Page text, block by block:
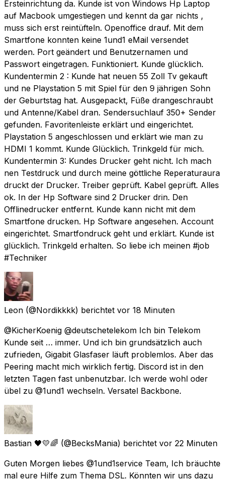
Ersteinrichtung da. Kunde ist von Windows Hp Laptop
auf Macbook umgestiegen und kennt da gar nichts ,
muss sich erst reintüfteln. Openoffice drauf. Mit dem
Smartfone konnten keine 1und1 eMail versendet
werden. Port geändert und Benutzernamen und
Passwort eingetragen. Funktioniert. Kunde glücklich.
Kundentermin 2 : Kunde hat neuen 55 Zoll Tv gekauft
und ne Playstation 5 mit Spiel für den 9 jährigen Sohn
der Geburtstag hat. Ausgepackt, Füße drangeschraubt
und Antenne/Kabel dran. Sendersuchlauf 350+ Sender
gefunden. Favoritenleiste erklärt und eingerichtet.
Playstation 5 angeschlossen und erklärt wie man zu
HDMI 1 kommt. Kunde Glücklich. Trinkgeld für mich.
Kundentermin 3: Kundes Drucker geht nicht. Ich mach
nen Testdruck und durch meine göttliche Reperaturaura
druckt der Drucker. Treiber geprüft. Kabel geprüft. Alles
ok. In der Hp Software sind 2 Drucker drin. Den
Offlinedrucker entfernt. Kunde kann nicht mit dem
Smartfone drucken. Hp Software angesehen. Account
eingerichtet. Smartfondruck geht und erklärt. Kunde ist
glücklich. Trinkgeld erhalten. So liebe ich meinen #job
#Techniker
Leon (@Nordikkkk) berichtet vor 18 Minuten
@KicherKoenig @deutschetelekom Ich bin Telekom
Kunde seit … immer. Und ich bin grundsätzlich auch
zufrieden, Gigabit Glasfaser läuft problemlos. Aber das
Peering macht mich wirklich fertig. Discord ist in den
letzten Tagen fast unbenutzbar. Ich werde wohl oder
übel zu @1und1 wechseln. Versatel Backbone.
Bastian 🖤💛🌈 (@BecksMania) berichtet vor 22 Minuten
Guten Morgen liebes @1und1service Team, Ich bräuchte
mal eure Hilfe zum Thema DSL. Könnten wir uns dazu